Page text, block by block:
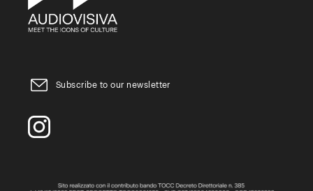
Subscribe to our newsletter